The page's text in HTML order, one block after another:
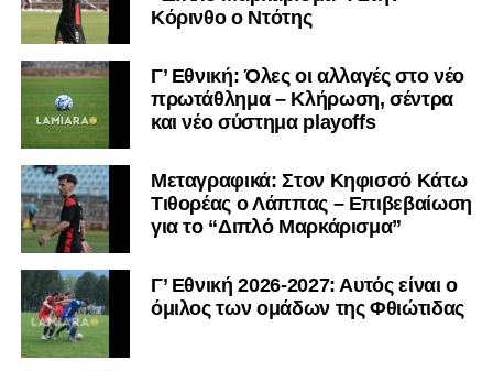
αποφάσεων» και «επιρροές» και «αδικίες».
ομολογίες μειονεξίας. Και οι μεγάλες ομάδες δεν
ομολογούν μειονεξία. Τη διορθώνουν.Βέβαια αυτό
απαιτεί και ισχυρό διοικητικό αποτύπωμα. Κάτι που σε
αυτή την έκδοση του ΠΑΣ Λαμία, με όσα προηγήθηκαν το
καλοκαίρι και όσα ισχύουν σήμερα, λείπει. Μιλάμε για μία
διοίκηση πρωτοδικείου που πήρε τη καυτή πατάτα
άλλωστε. Δεν μπορούν να υπάρχουν απαιτήσεις.
Η Λαμία μπορεί να επιστρέψει. Έχει τον κόσμο, έχει το
όνομα, έχει τη βάση. Αυτό που δεν έχει και πρέπει να
ξαναβρεί είναι αυτοπεποίθηση. Όχι αλαζονεία.
Αυτοπεποίθηση.
Κόρινθο ο Ντότης
Γ’ Εθνική: Όλες οι αλλαγές στο νέο
πρωτάθλημα – Κλήρωση, σέντρα
και νέο σύστημα playoffs
Μεταγραφικά: Στον Κηφισσό Κάτω
Τιθορέας ο Λάππας – Επιβεβαίωση
για το “Διπλό Μαρκάρισμα”
Γ’ Εθνική 2026-2027: Αυτός είναι ο
όμιλος των ομάδων της Φθιώτιδας